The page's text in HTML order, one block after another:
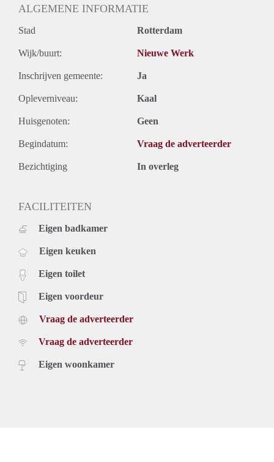
ALGEMENE INFORMATIE
Stad Rotterdam
Wijk/buurt: Nieuwe Werk
Inschrijven gemeente: Ja
Opleverniveau: Kaal
Huisgenoten: Geen
Begindatum: Vraag de adverteerder
Bezichtiging In overleg
FACILITEITEN
Eigen badkamer
Eigen keuken
Eigen toilet
Eigen voordeur
Vraag de adverteerder
Vraag de adverteerder
Eigen woonkamer